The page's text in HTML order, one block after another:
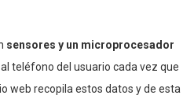
sensores y un microprocesador
al teléfono del usuario cada vez que
web recopila estos datos y de esta